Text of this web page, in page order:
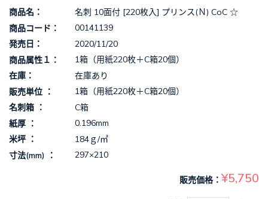
商品名
名刺 10面付 [220枚入] プリンス(Ｎ) CoC ☆
商品コード
00141139
発売日
2020/11/20
商品属性１
1箱（用紙220枚＋C箱20個）
在庫
在庫あり
販売単位
1箱（用紙220枚＋C箱20個）
名刺箱
C箱
紙厚
0.196mm
米坪
184ｇ/㎡
寸法(mm)
297×210
販売価格 ¥5,750